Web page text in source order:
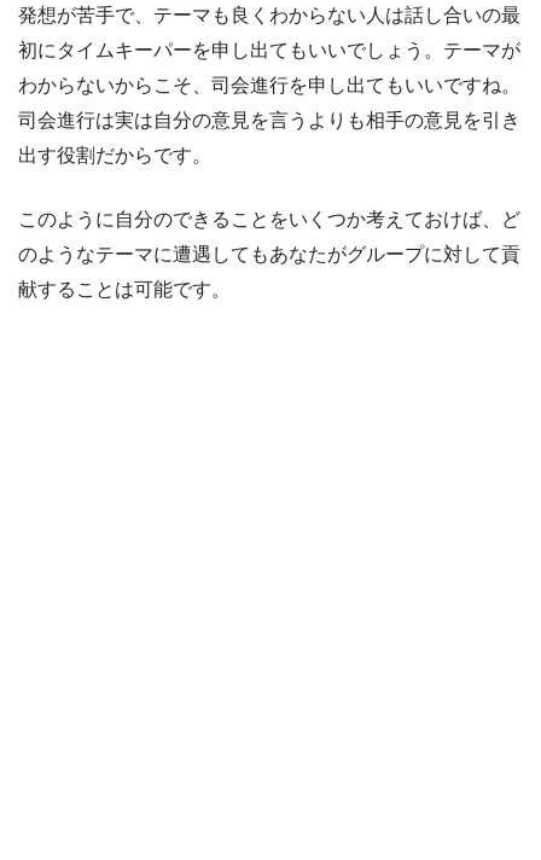
発想が苦手で、テーマも良くわからない人は話し合いの最
初にタイムキーパーを申し出てもいいでしょう。テーマが
わからないからこそ、司会進行を申し出てもいいですね。
司会進行は実は自分の意見を言うよりも相手の意見を引き
出す役割だからです。
このように自分のできることをいくつか考えておけば、ど
のようなテーマに遭遇してもあなたがグループに対して貢
献することは可能です。